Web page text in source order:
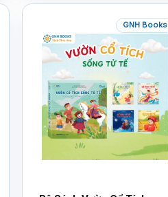
GNH Books